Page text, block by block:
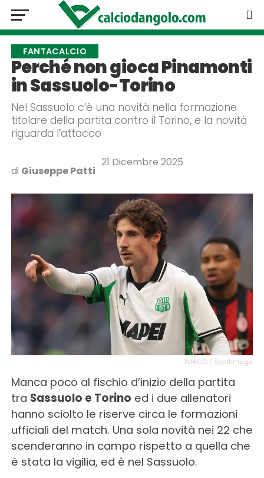
FANTACALCIO
Perché non gioca Pinamonti
in Sassuolo-Torino
Nel Sassuolo c’è una novità nella formazione
titolare della partita contro il Torino, e la novità
riguarda l’attacco
di Giuseppe Patti
21 Dicembre 2025
IMAGO / Sportimage
Manca poco al fischio d’inizio della partita
tra Sassuolo e Torino ed i due allenatori
hanno sciolto le riserve circa le formazioni
ufficiali del match. Una sola novità nei 22 che
scenderanno in campo rispetto a quella che
è stata la vigilia, ed è nel Sassuolo.